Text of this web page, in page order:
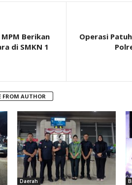
Berikan
di SMKN 1
Operasi
FROM AUTHOR
Daerah